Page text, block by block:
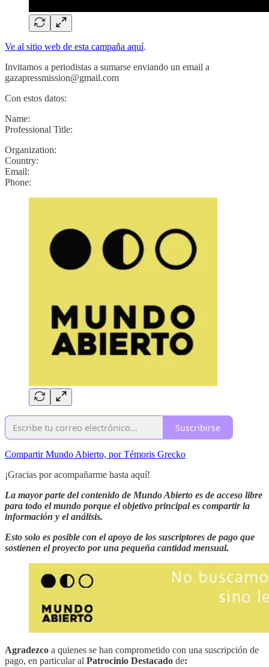
Ve al sitio web de esta campaña aquí.
Invitamos a periodistas a sumarse enviando un email a
gazapressmission@gmail.com
Con estos datos:
Name:
Professional Title:
Organization:
Country:
Email:
Phone:
Suscribirse
Compartir Mundo Abierto, por Témoris Grecko
¡Gracias por acompañarme hasta aquí!
La mayor parte del contenido de Mundo Abierto es de acceso libre
para todo el mundo porque el objetivo principal es compartir la
información y el análisis.
Esto solo es posible con el apoyo de los suscriptores de pago que
sostienen el proyecto por una pequeña cantidad mensual.
Agradezco a quienes se han comprometido con una suscripción de
pago, en particular al Patrocinio Destacado de: